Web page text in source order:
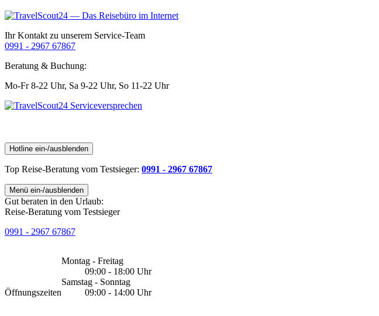
Ihr Kontakt zu unserem Service-Team
0991 - 2967 67867
Beratung & Buchung:
Mo-Fr 8-22 Uhr, Sa 9-22 Uhr, So 11-22 Uhr
Hotline ein-/ausblenden
Top Reise-Beratung vom Testsieger: 0991 - 2967 67867
Menü ein-/ausblenden
Gut beraten in den Urlaub:
Reise-Beratung vom Testsieger
0991 - 2967 67867
Öffnungszeiten
Montag - Freitag
09:00 - 18:00 Uhr
Samstag - Sonntag
09:00 - 14:00 Uhr